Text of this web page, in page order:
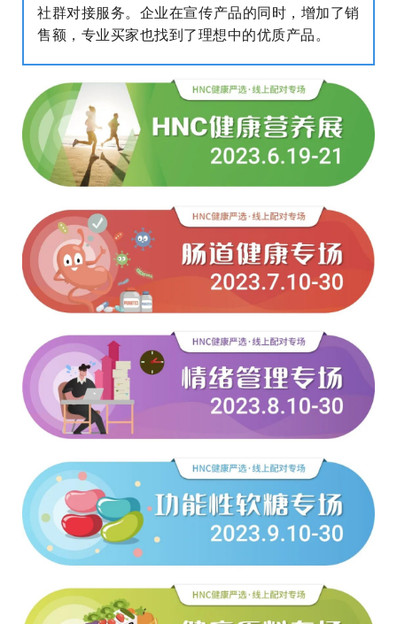
社群对接服务。企业在宣传产品的同时，增加了销
售额，专业买家也找到了理想中的优质产品。